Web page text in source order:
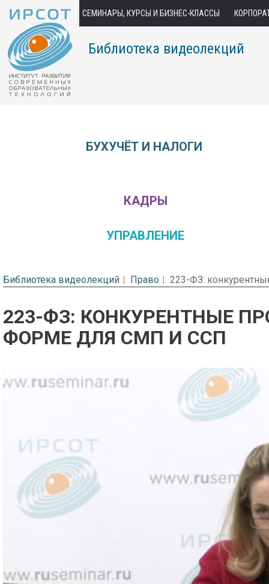
СЕМИНАРЫ, КУРСЫ И БИЗНЕС-КЛАССЫ
Библиотека видеолекций
БУХУЧЁТ И НАЛОГИ
КАДРЫ
УПРАВЛЕНИЕ
Библиотека видеолекций Право 223-ФЗ:
223-ФЗ: КОНКУРЕНТНЫЕ
ФОРМЕ ДЛЯ СМП И ССП
Предварительный просмотр.